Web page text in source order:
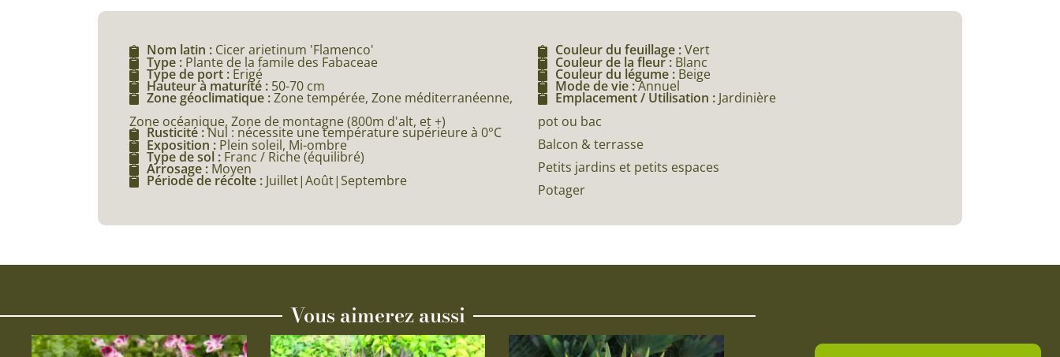
Nom latin : Cicer arietinum 'Flamenco'
Type : Plante de la famile des Fabaceae
Type de port : Erigé
Hauteur à maturité : 50-70 cm
Zone géoclimatique :Zone tempérée, Zone méditerranéenne,
Zone océanique, Zone de montagne (800m d'alt, et +)
Rusticité :Nul : nécessite une température supérieure à 0°C
Exposition : Plein soleil, Mi-ombre
Type de sol : Franc / Riche (équilibré)
Arrosage : Moyen
Période de récolte : Juillet|Août|Septembre
Couleur du feuillage :Vert
Couleur de la fleur : Blanc
Couleur du légume : Beige
Mode de vie :Annuel
Emplacement / Utilisation : Jardinière
pot ou bac
Balcon & terrasse
Petits jardins et petits espaces
Potager
Vous aimerez aussi
Ce